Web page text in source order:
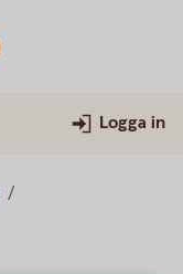
Logga in